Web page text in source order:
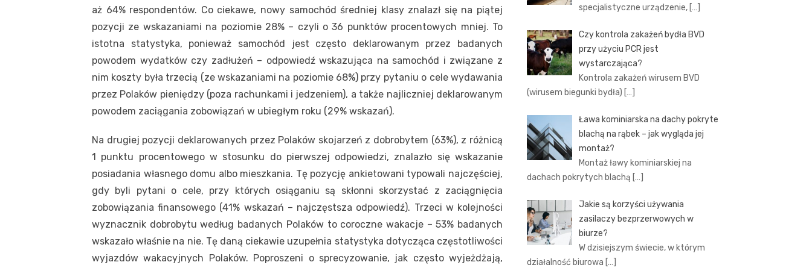
aż 64% respondentów. Co ciekawe, nowy samochód średniej klasy znalazł się na piątej
pozycji ze wskazaniami na poziomie 28% – czyli o 36 punktów procentowych mniej. To
istotna statystyka, ponieważ samochód jest często deklarowanym przez badanych
powodem wydatków czy zadłużeń – odpowiedź wskazująca na samochód i związane z
nim koszty była trzecią (ze wskazaniami na poziomie 68%) przy pytaniu o cele wydawania
przez Polaków pieniędzy (poza rachunkami i jedzeniem), a także najliczniej deklarowanym
powodem zaciągania zobowiązań w ubiegłym roku (29% wskazań).
Na drugiej pozycji deklarowanych przez Polaków skojarzeń z dobrobytem (63%), z różnicą
1 punktu procentowego w stosunku do pierwszej odpowiedzi, znalazło się wskazanie
posiadania własnego domu albo mieszkania. Tę pozycję ankietowani typowali najczęściej,
gdy byli pytani o cele, przy których osiąganiu są skłonni skorzystać z zaciągnięcia
zobowiązania finansowego (41% wskazań – najczęstsza odpowiedź). Trzeci w kolejności
wyznacznik dobrobytu według badanych Polaków to coroczne wakacje – 53% badanych
wskazało właśnie na nie. Tę daną ciekawie uzupełnia statystyka dotycząca częstotliwości
wyjazdów wakacyjnych Polaków. Poproszeni o sprecyzowanie, jak często wyjeżdżają,
specjalistyczne urządzenie, […]
Czy kontrola zakażeń bydła BVD
przy użyciu PCR jest
wystarczająca?
Kontrola zakażeń wirusem BVD
(wirusem biegunki bydła) […]
Ława kominiarska na dachy pokryte
blachą na rąbek – jak wygląda jej
montaż?
Montaż ławy kominiarskiej na
dachach pokrytych blachą […]
Jakie są korzyści używania
zasilaczy bezprzerwowych w
biurze?
W dzisiejszym świecie, w którym
działalność biurowa […]